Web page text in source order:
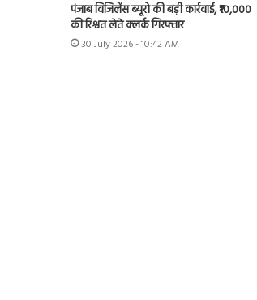
पंजाब विजिलेंस ब्यूरो की बड़ी कार्रवाई, ₹10,000
की रिश्वत लेते क्लर्क गिरफ्तार
30 July 2026 - 10:42 AM